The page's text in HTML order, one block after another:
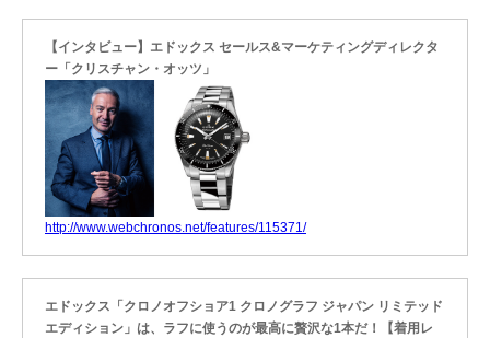
【インタビュー】エドックス セールス&マーケティングディレクタ
ー「クリスチャン・オッツ」
http://www.webchronos.net/features/115371/
エドックス「クロノオフショア1 クロノグラフ ジャパン リミテッド
エディション」は、ラフに使うのが最高に贅沢な1本だ！【着用レ